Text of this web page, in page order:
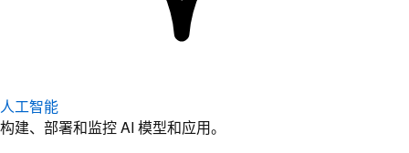
人工智能
构建、部署和监控 AI 模型和应用。